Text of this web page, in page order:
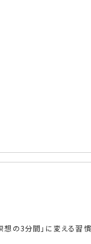
想の3分間」に変える習慣